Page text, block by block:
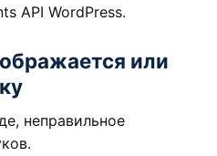
API WordPress.
или
неправильное